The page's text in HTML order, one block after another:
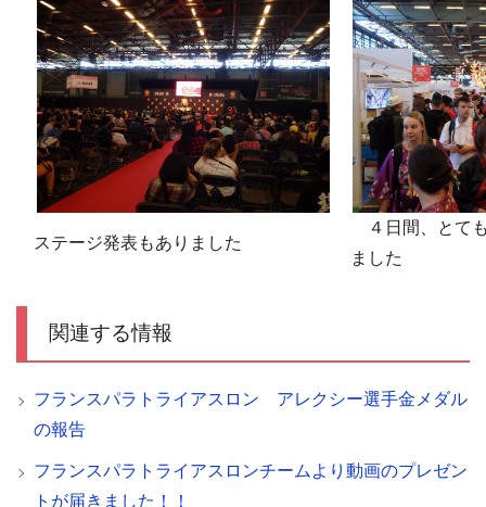
ステージ発表もありました
４日間、とて
ました
関連する情報
フランスパラトライアスロン アレクシー選手金メダル
の報告
フランスパラトライアスロンチームより動画のプレゼン
トが届きました！！